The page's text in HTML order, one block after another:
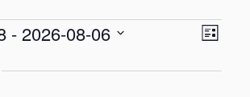
Lista
- 2026-08-06